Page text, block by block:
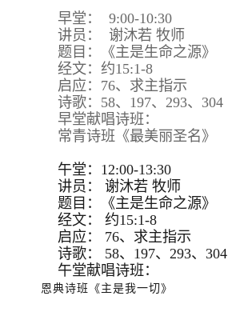
早堂： 9:00-10:30
讲员： 谢沐若 牧师
题目：《主是生命之源》
经文：约15:1-8
启应：76、求主指示
诗歌：58、197、293、304
早堂献唱诗班：
常青诗班《最美丽圣名》
午堂：12:00-13:30
讲员：
谢沐若 牧师
题目：
《主是生命之源》
经文：
约15:1-8
启应：
76、求主指示
诗歌：
58、197、293、 304
午堂献唱诗班：
恩典诗班《主是我一切》